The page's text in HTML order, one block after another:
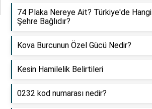
74 Plaka Nereye Ait? Türkiye'de Hangi
Şehre Bağlıdır?
Kova Burcunun Özel Gücü Nedir?
Kesin Hamilelik Belirtileri
0232 kod numarası nedir?